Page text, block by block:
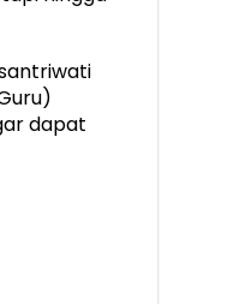
dapat